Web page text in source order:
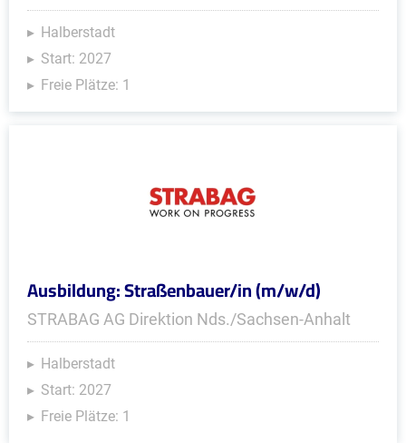
Halberstadt
Start: 2027
Freie Plätze: 1
Ausbildung: Straßenbauer/in (m/w/d)
STRABAG AG Direktion Nds./Sachsen-Anhalt
Halberstadt
Start: 2027
Freie Plätze: 1